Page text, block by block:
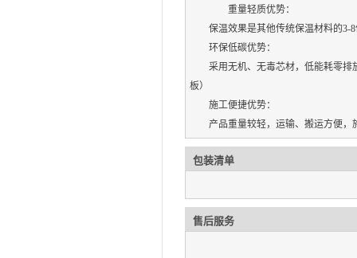
重量轻质优势：
保温效果是其他传统保温材料的3-
环保低碳优势：
采用无机、无毒芯材，低能耗零
板）
施工便捷优势：
产品重量较轻，运输、搬运方便，
包装清单
售后服务